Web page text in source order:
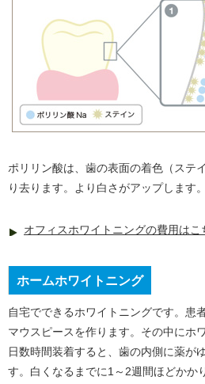
ポリリン酸は、歯の表面の着色（ステ
り去ります。より白さがアップします。
オフィスホワイトニングの費用はこ
ホームホワイトニング
自宅でできるホワイトニングです。患
マウスピースを作ります。その中にホ
日数時間装着すると、歯の内側に薬が
す。白くなるまでに1～2週間ほどかか